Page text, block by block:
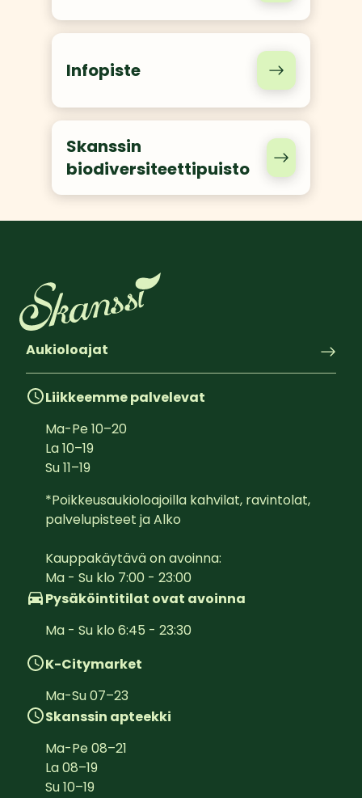
Infopiste
Skanssin
biodiversiteettipuisto
Aukioloajat
Liikkeemme palvelevat
Ma-Pe10–20
La10–19
Su11–19
*Poikkeusaukioloajoilla kahvilat, ravintolat,
palvelupisteet ja Alko
Kauppakäytävä on avoinna:
Ma - Su klo 7:00 - 23:00
Pysäköintitilat ovat avoinna
Ma - Su klo 6:45 - 23:30
K-Citymarket
Ma-Su07–23
Skanssin apteekki
Ma-Pe08–21
La08–19
Su10–19